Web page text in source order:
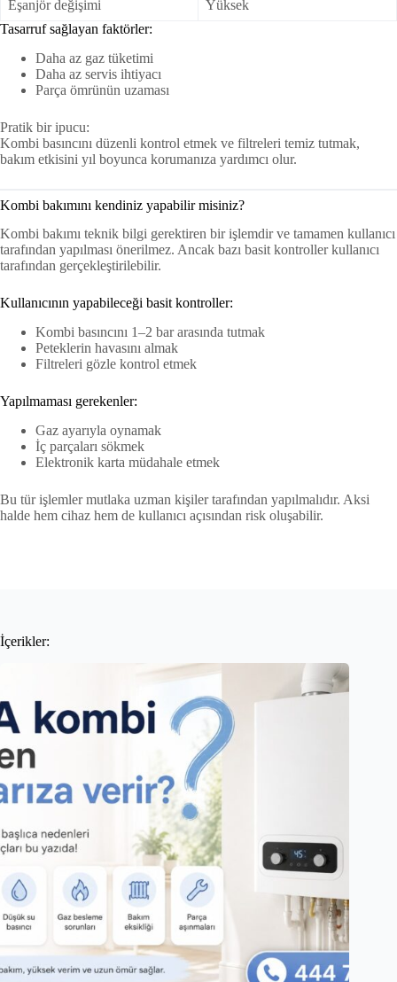
Eşanjör değişimi
Yüksek
Tasarruf sağlayan faktörler:
Daha az gaz tüketimi
Daha az servis ihtiyacı
Parça ömrünün uzaması
Pratik bir ipucu:
Kombi basıncını düzenli kontrol etmek ve filtreleri temiz tutmak,
bakım etkisini yıl boyunca korumanıza yardımcı olur.
Kombi bakımını kendiniz yapabilir misiniz?
Kombi bakımı teknik bilgi gerektiren bir işlemdir ve tamamen kullanıcı
tarafından yapılması önerilmez. Ancak bazı basit kontroller kullanıcı
tarafından gerçekleştirilebilir.
Kullanıcının yapabileceği basit kontroller:
Kombi basıncını 1–2 bar arasında tutmak
Peteklerin havasını almak
Filtreleri gözle kontrol etmek
Yapılmaması gerekenler:
Gaz ayarıyla oynamak
İç parçaları sökmek
Elektronik karta müdahale etmek
Bu tür işlemler mutlaka uzman kişiler tarafından yapılmalıdır. Aksi
halde hem cihaz hem de kullanıcı açısından risk oluşabilir.
İçerikler: